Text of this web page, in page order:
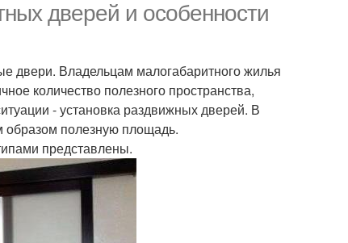
дверей и особенности
двери. Владельцам малогабаритного жилья
количество полезного пространства,
- установка раздвижных дверей. В
образом полезную площадь.
представлены.